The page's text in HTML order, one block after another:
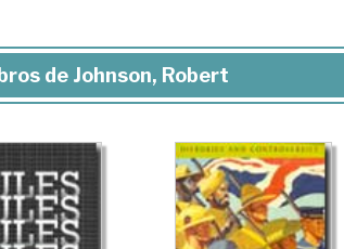
de Johnson, Robert